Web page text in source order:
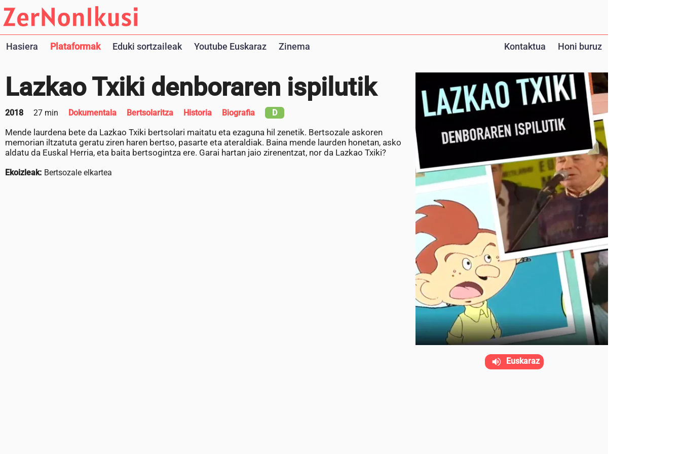
Hasiera Plataformak Eduki sortzaileak Youtube Euskaraz Zinema Kontaktua Honi buruz
Lazkao Txiki denboraren ispilutik
2018 27 min Dokumentala Bertsolaritza Historia Biografia D
Mende laurdena bete da Lazkao Txiki bertsolari maitatu eta ezaguna hil zenetik. Bertsozale askoren
memorian iltzatuta geratu ziren haren bertso, pasarte eta ateraldiak. Baina mende laurden honetan, asko
aldatu da Euskal Herria, eta baita bertsogintza ere. Garai hartan jaio zirenentzat, nor da Lazkao Txiki?
Ekoizleak: Bertsozale elkartea
Euskaraz